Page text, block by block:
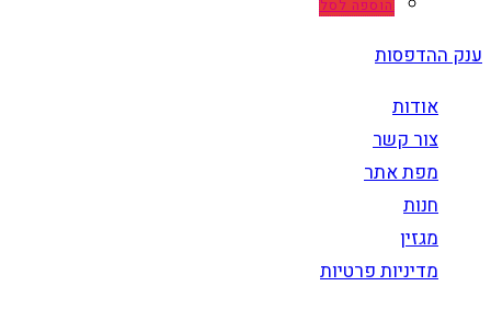
הוספה לסל
ענק ההדפסות
אודות
צור קשר
מפת אתר
חנות
מגזין
מדיניות פרטיות